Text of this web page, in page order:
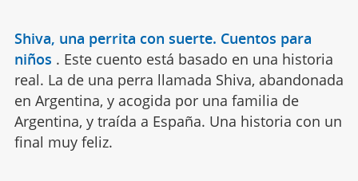
Shiva, una perrita con suerte. Cuentos para
niños . Este cuento está basado en una historia
real. La de una perra llamada Shiva, abandonada
en Argentina, y acogida por una familia de
Argentina, y traída a España. Una historia con un
final muy feliz.